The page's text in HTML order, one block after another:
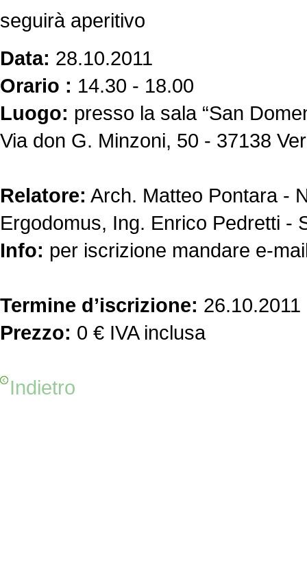
seguirà aperitivo
Data: 28.10.2011
Orario : 14.30 - 18.00
Luogo: presso la sala “San
Via don G. Minzoni, 50 - 37138
Relatore: Arch. Matteo Pontara -
Ergodomus, Ing. Enrico Pedretti -
Info: per iscrizione mandare e-
Termine d’iscrizione: 26.10.2011
Prezzo: 0 € IVA inclusa
Indietro